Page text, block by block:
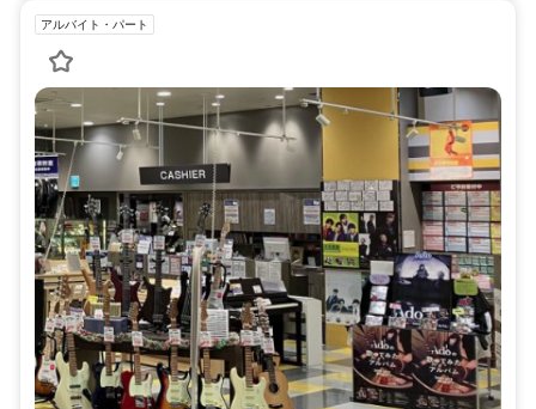
アルバイト・パート